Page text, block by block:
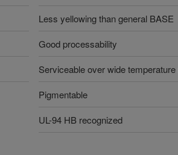
Less yellowing than general BASE
Good processability
Serviceable over wide temperature
Pigmentable
UL-94 HB recognized